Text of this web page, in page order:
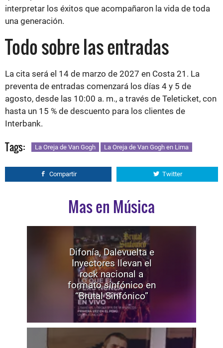
interpretar los éxitos que acompañaron la vida de toda
una generación.
Todo sobre las entradas
La cita será el 14 de marzo de 2027 en Costa 21. La
preventa de entradas comenzará los días 4 y 5 de
agosto, desde las 10:00 a. m., a través de Teleticket, con
hasta un 15 % de descuento para los clientes de
Interbank.
Tags: La Oreja de Van Gogh La Oreja de Van Gogh en Lima
Compartir Twitter
Mas en Música
Difonía, Dalevuelta e
Inyectores llevan el
rock nacional a
formato sinfónico en
“Brutal Sinfónico”